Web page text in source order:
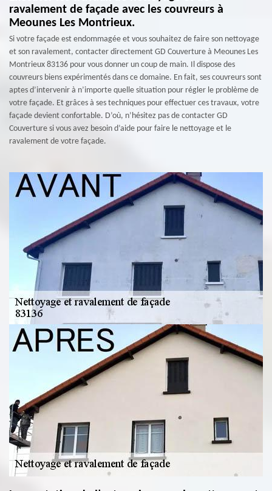
ravalement de façade avec les couvreurs à
Meounes Les Montrieux.
Si votre façade est endommagée et vous souhaitez de faire son nettoyage
et son ravalement, contacter directement GD Couverture à Meounes Les
Montrieux 83136 pour vous donner un coup de main. Il dispose des
couvreurs biens expérimentés dans ce domaine. En fait, ses couvreurs sont
aptes d’intervenir à n’importe quelle situation pour régler le problème de
votre façade. Et grâces à ses techniques pour effectuer ces travaux, votre
façade devient confortable. D’où, n’hésitez pas de contacter GD
Couverture si vous avez besoin d’aide pour faire le nettoyage et le
ravalement de votre façade.